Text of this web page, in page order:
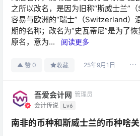
之所以改名，是因为旧称“斯威士兰”
容易与欧洲的“瑞士”（Switzerland）
期的名称；改名为“史瓦蒂尼”是为了
原名，意为...
阅读更多
赞 0 收藏 25年9月1日
吾爱会计网 管理员
会计传说
Lv6
南非的币种和斯威士兰的币种啥关